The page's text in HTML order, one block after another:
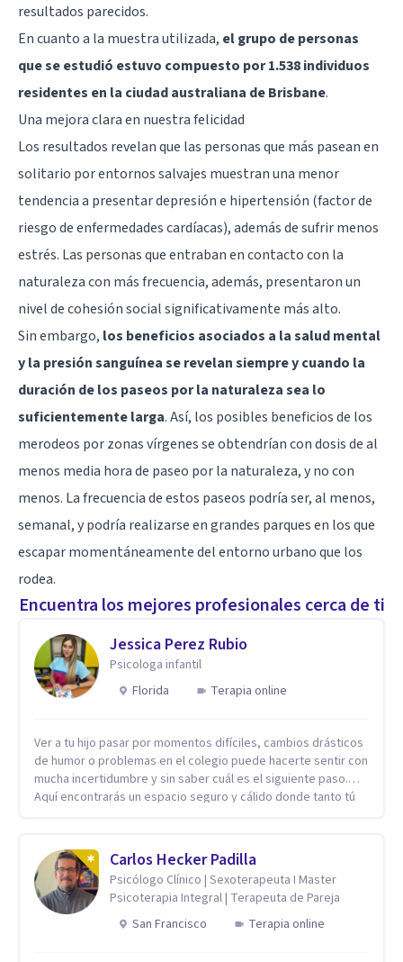
resultados parecidos.
En cuanto a la muestra utilizada, el grupo de personas
que se estudió estuvo compuesto por 1.538 individuos
residentes en la ciudad australiana de Brisbane.
Una mejora clara en nuestra felicidad
Los resultados revelan que las personas que más pasean en
solitario por entornos salvajes muestran una menor
tendencia a presentardepresióne hipertensión (factor de
riesgo de enfermedades cardíacas), además de sufrir menos
estrés. Las personas que entraban en contacto con la
naturaleza con más frecuencia, además, presentaron un
nivel de cohesión social significativamente más alto.
Sin embargo, los beneficios asociados a la salud mental
y la presión sanguínea se revelan siempre y cuando la
duración de los paseos por la naturaleza sea lo
suficientemente larga. Así, los posibles beneficios de los
merodeos por zonas vírgenes se obtendrían con dosis de al
menos media hora de paseo por la naturaleza, y no con
menos. La frecuencia de estos paseos podría ser, al menos,
semanal, y podría realizarse en grandes parques en los que
escapar momentáneamente del entorno urbano que los
rodea.
Encuentra los mejores profesionales cerca de ti
Jessica Perez Rubio
Psicologa infantil
Florida
Terapia online
Ver a tu hijo pasar por momentos difíciles, cambios drásticos
de humor o problemas en el colegio puede hacerte sentir con
mucha incertidumbre y sin saber cuál es el siguiente paso.
Aquí encontrarás un espacio seguro y cálido donde tanto tú
casa. Me especializo en guiar a familias a través de
herramientas prácticas y dinámicas adaptadas a la edad de
cada menor, dejando de lado las etiquetas y los tecnicismos.
Mi forma de trabajar se centra en entender las emociones
que hay detrás del comportamiento, ayudándoles a
Carlos Hecker Padilla
Psicólogo Clínico | Sexoterapeuta I Master
Psicoterapia Integral | Terapeuta de Pareja
San Francisco
Terapia online